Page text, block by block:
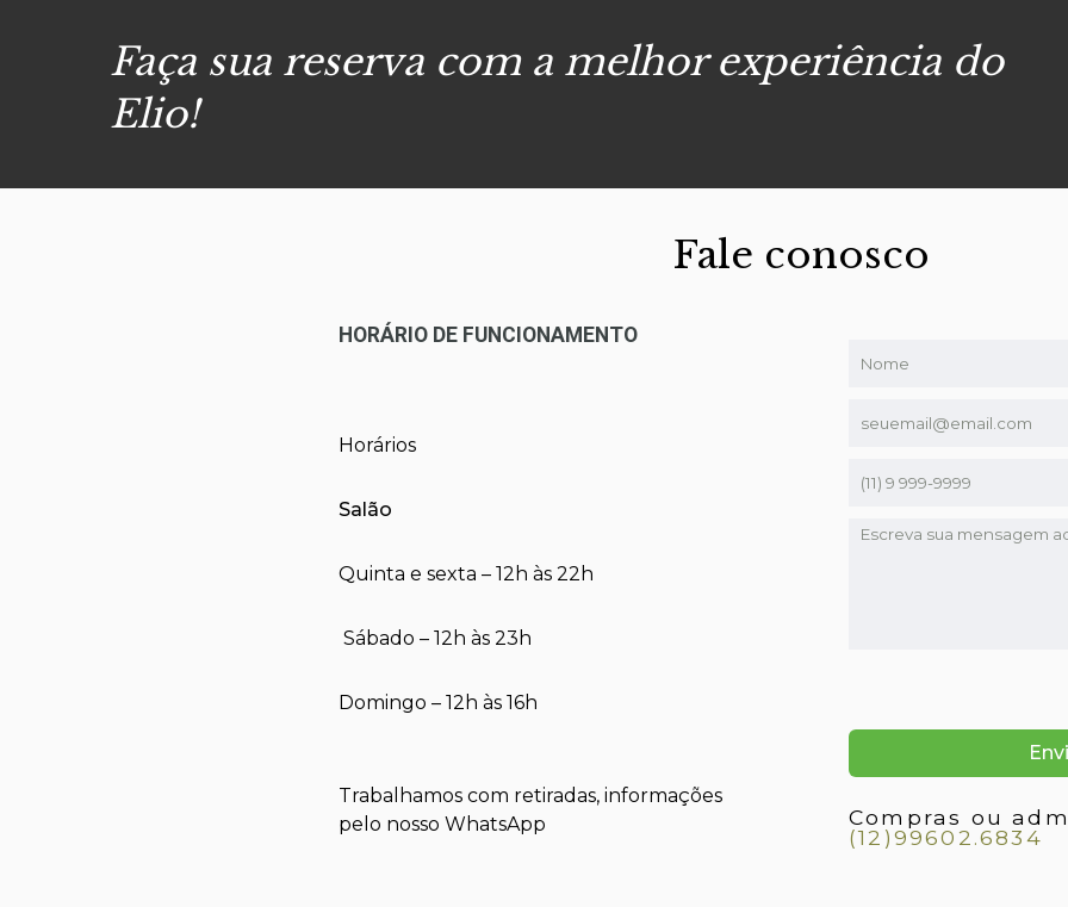
Faça sua reserva com a melhor experiência do
Elio!
Fale conosco
HORÁRIO DE FUNCIONAMENTO
Horários
Salão
Quinta e sexta – 12h às 22h
Sábado – 12h às 23h
Domingo – 12h às 16h
Trabalhamos com retiradas, informações
pelo nosso WhatsApp
Compras ou
(12)99602.6834